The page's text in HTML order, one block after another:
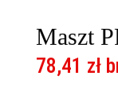
Maszt
78,41 zł